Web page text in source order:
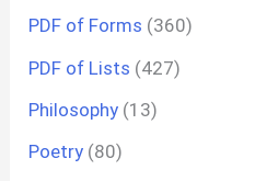
PDF of Forms (360)
PDF of Lists (427)
Philosophy (13)
Poetry (80)